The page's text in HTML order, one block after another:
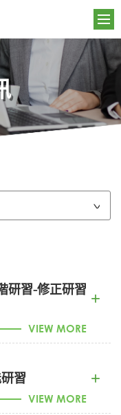
研習-修正研習
VIEW MORE
習
VIEW MORE